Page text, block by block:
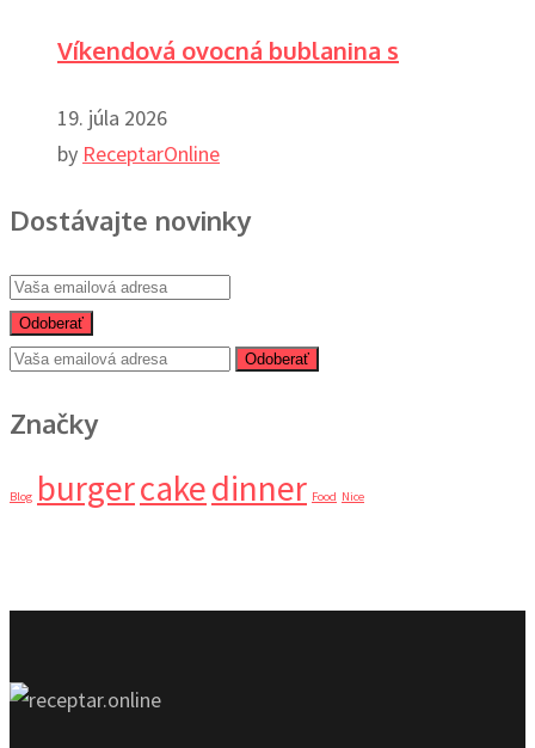
Víkendová ovocná bublanina s
19. júla 2026
by ReceptarOnline
Dostávajte novinky
Odoberať
Odoberať
Značky
Blog burgercakedinner Food Nice